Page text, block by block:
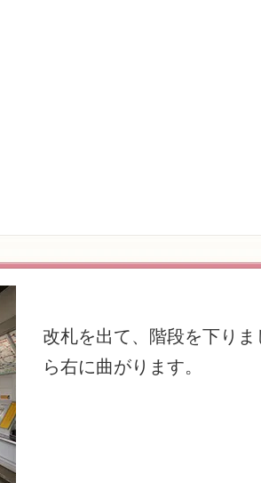
改札を出て、階段を下りま
ら右に曲がります。